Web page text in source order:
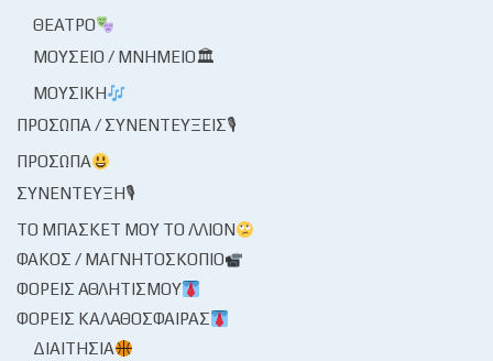
ΘΈΑΤΡΟ
ΜΟΥΣΕΊΟ / ΜΝΗΜΕΊΟ🏛
ΜΟΥΣΙΚΉ
ΠΡΌΣΩΠΑ / ΣΥΝΕΝΤΕΎΞΕΙΣ🎙
ΠΡΌΣΩΠΑ
ΣΥΝΈΝΤΕΥΞΗ🎙
ΤΟ ΜΠΆΣΚΕΤ ΜΟΥ ΤΟ ΛΛΊΟΝ
ΦΑΚΌΣ / ΜΑΓΝΗΤΟΣΚΌΠΙΟ
ΦΟΡΕΊΣ ΑΘΛΗΤΙΣΜΟΎ
ΦΟΡΕΊΣ ΚΑΛΑΘΌΣΦΑΙΡΑΣ
ΔΙΑΙΤΗΣΊΑ